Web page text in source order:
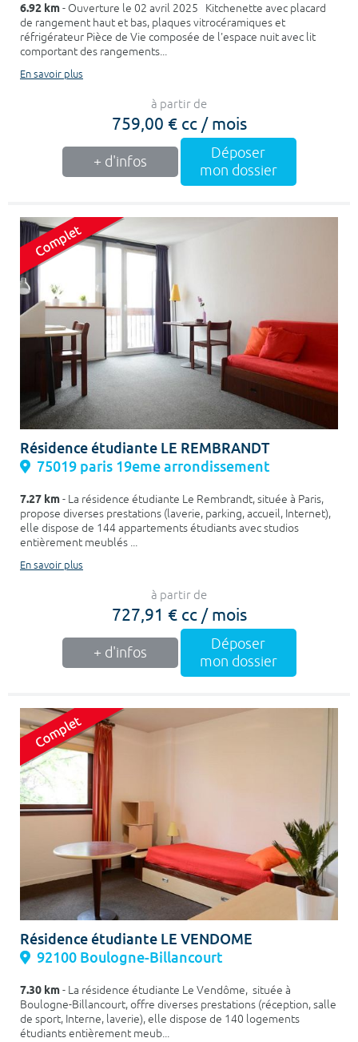
6.92 km- Ouverture le 02 avril 2025 Kitchenette avec placard
de rangement haut et bas, plaques vitrocéramiques et
réfrigérateur Pièce de Vie composée de l'espace nuit avec lit
comportant des rangements...
En savoir plus
à partir de
759,00 € cc / mois
+ d'infos
Déposer
mon dossier
Résidence étudiante LE REMBRANDT
75019 paris 19eme arrondissement
7.27 km- La résidence étudiante Le Rembrandt, située à Paris,
propose diverses prestations (laverie, parking, accueil, Internet),
elle dispose de 144 appartements étudiants avec studios
entièrement meublés ...
En savoir plus
à partir de
727,91 € cc / mois
+ d'infos
Déposer
mon dossier
Résidence étudiante LE VENDOME
92100 Boulogne-Billancourt
7.30 km- La résidence étudiante Le Vendôme, située à
Boulogne-Billancourt, offre diverses prestations (réception, salle
de sport, Interne, laverie), elle dispose de 140 logements
étudiants entièrement meub...